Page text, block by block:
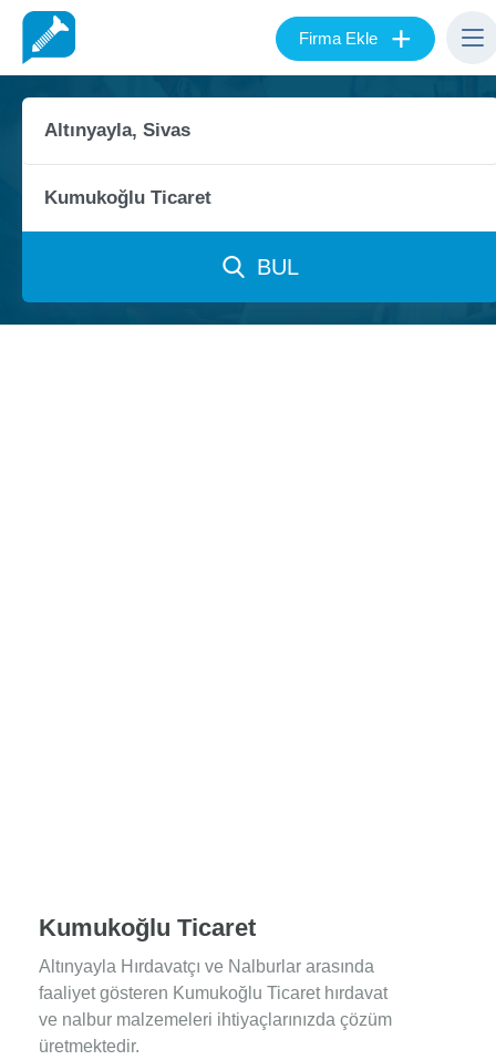
Firma Ekle +
BUL
Kumukoğlu Ticaret
Altınyayla Hırdavatçı ve Nalburlar arasında
faaliyet gösteren Kumukoğlu Ticaret hırdavat
ve nalbur malzemeleri ihtiyaçlarınızda çözüm
üretmektedir.